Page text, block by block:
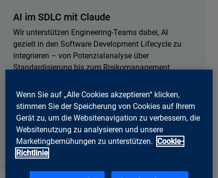
AI im SDLC mit Claude
Wir unterstützen Engineering-Teams dabei, AI
gezielt in den Software Development Lifecycle zu
integrieren – von Potenzialanalyse über
Standardisierung bis zum Risikomanagement.
Quality Assurance und Requirements Engineering
optimiert. Das Ergebnis: höhere Codequalität, mehr
Effizienz und ein klar etablierter Reviewprozess
nach definierten Guidelines.
Wenn Sie auf „Alle Cookies akzeptieren“ klicken,
stimmen Sie der Speicherung von Cookies auf Ihrem
Gerät zu, um die Websitenavigation zu verbessern, die
Websitenutzung zu analysieren und unsere
Marketingbemühungen zu unterstützen. Cookie-
Richtlinie